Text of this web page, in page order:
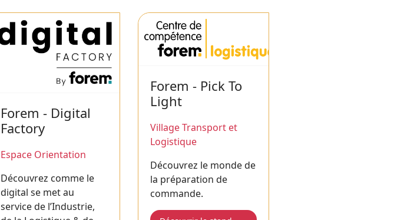
Forem - Digital
Factory
Espace Orientation
Découvrez comme le
digital se met au
service de l’Industrie,
Forem - Pick To
Light
Village Transport et
Logistique
Découvrez le monde de
la préparation de
commande.